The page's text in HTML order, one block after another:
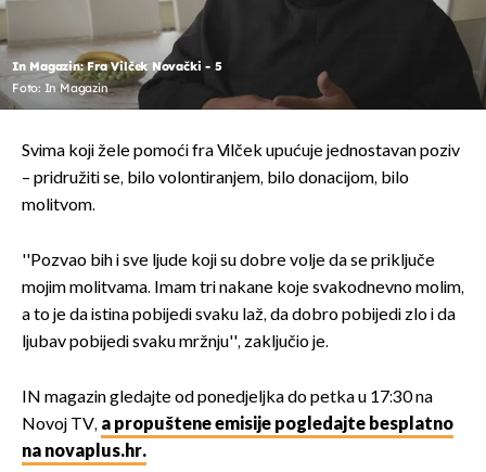
In Magazin: Fra Vilček Novački - 5
Foto: In Magazin
Svima koji žele pomoći fra Vilček upućuje jednostavan poziv
– pridružiti se, bilo volontiranjem, bilo donacijom, bilo
molitvom.
''Pozvao bih i sve ljude koji su dobre volje da se priključe
mojim molitvama. Imam tri nakane koje svakodnevno molim,
a to je da istina pobijedi svaku laž, da dobro pobijedi zlo i da
ljubav pobijedi svaku mržnju'', zaključio je.
IN magazin gledajte od ponedjeljka do petka u 17:30 na
Novoj TV, a propuštene emisije pogledajte besplatno
na novaplus.hr.